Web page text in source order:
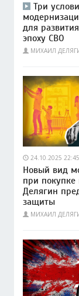
Три
для
эпоху СВО
МИХАИЛ
24.10.2025 22:45
Новый вид
при покупке
Делягин
защиты
МИХАИЛ